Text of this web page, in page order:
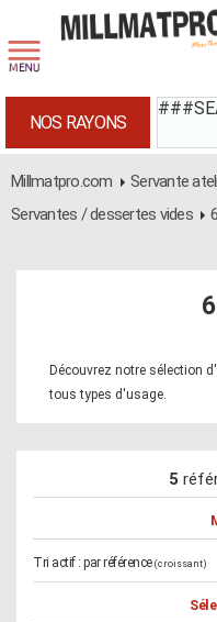
NOS RAYONS
Millmatpro.com Servante
Servantes / dessertes vides
Découvrez notre sélection
tous types d'usage.
5
Tri actif : par référence (croissant)